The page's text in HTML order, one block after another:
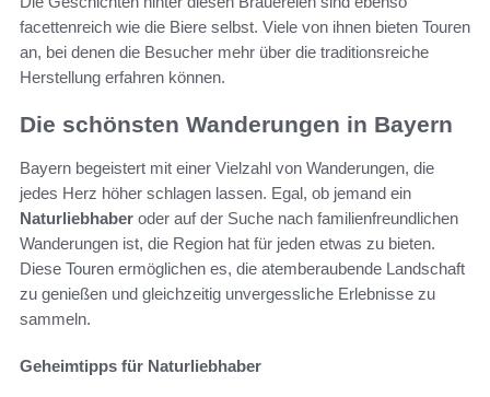
facettenreich wie die Biere selbst. Viele von ihnen bieten Touren
an, bei denen die Besucher mehr über die traditionsreiche
Herstellung erfahren können.
Die schönsten Wanderungen in Bayern
Bayern begeistert mit einer Vielzahl von Wanderungen, die
jedes Herz höher schlagen lassen. Egal, ob jemand ein
Naturliebhaber oder auf der Suche nach familienfreundlichen
Wanderungen ist, die Region hat für jeden etwas zu bieten.
Diese Touren ermöglichen es, die atemberaubende Landschaft
zu genießen und gleichzeitig unvergessliche Erlebnisse zu
sammeln.
Geheimtipps für Naturliebhaber